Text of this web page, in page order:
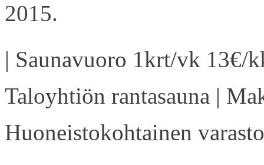
2015.
| Saunavuoro 1krt/vk 13€/
Taloyhtiön rantasauna |
Huoneistokohtainen